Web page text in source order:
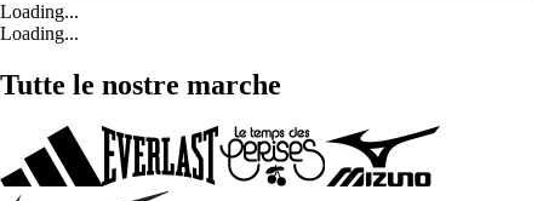
Loading...
Loading...
Tutte le nostre marche